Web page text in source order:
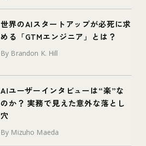
世界のAIスタートアップが必死に求
める「GTMエンジニア」とは？
By Brandon K. Hill
AIユーザーインタビューは“楽”な
のか？ 実務で見えた意外な落とし
穴
By Mizuho Maeda